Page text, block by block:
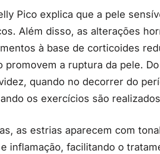
Pico explica que a pele
Além disso, as alterações
à base de corticoides
promovem a ruptura da pele.
quando no decorrer do
os exercícios são
as estrias aparecem com
inflamação, facilitando o